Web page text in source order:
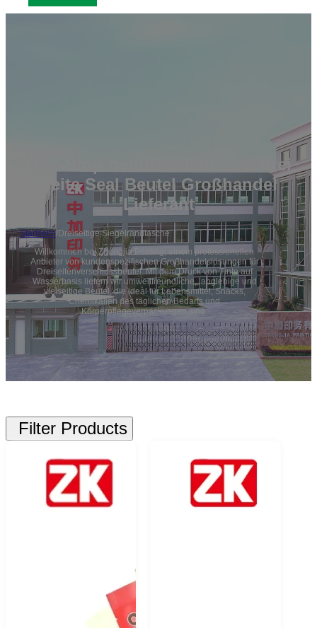
One-Stop benutzerdefinierte drei
Seite Seal Beutel Großhandel
Lieferant
Startseite/Dreiseitige Siegelrandtasche
Willkommen bei Zhongjia Printing, einem professionellen
Anbieter von kundenspezifischen Großhandelslösungen für
Dreiseitenverschlussbeutel. Mit dem Druck von Tinte auf
Wasserbasis liefern wir umweltfreundliche, langlebige und
vielseitige Beutel, die ideal für Lebensmittel, Snacks,
Chemikalien des täglichen Bedarfs und
Körperpflegeverpackungen sind.